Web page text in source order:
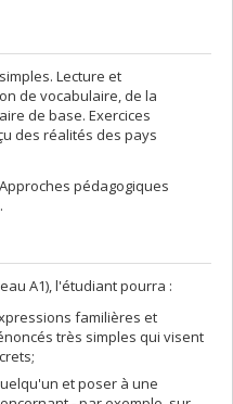
Lecture et
de vocabulaire, de la
de base. Exercices
des réalités des pays
pédagogiques
A1), l'étudiant pourra :
familières et
très simples qui visent
et poser à une